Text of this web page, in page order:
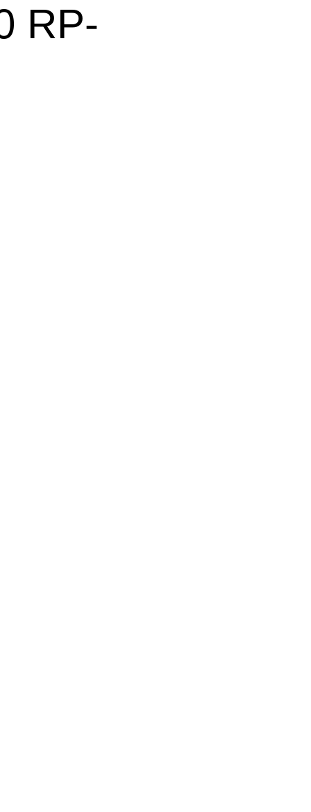
RP-